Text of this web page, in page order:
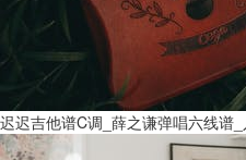
迟迟吉他谱C调_薛之谦弹唱六线谱